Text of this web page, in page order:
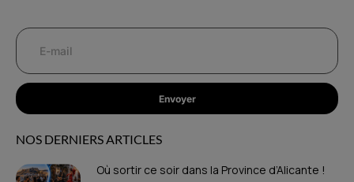
Envoyer
NOS DERNIERS ARTICLES
Où sortir ce soir dans la Province d’Alicante !